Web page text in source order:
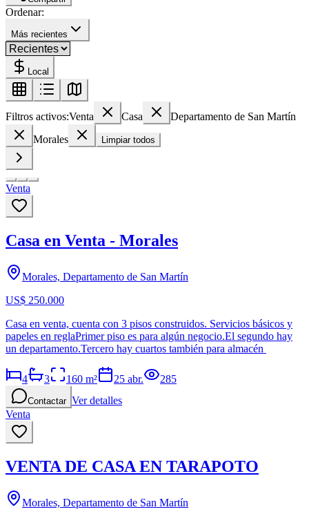
Ordenar:
Más recientes
Local
Filtros activos:Venta Casa
Departamento de San Martín
Morales
Limpiar todos
Venta
Casa en Venta - Morales
Morales, Departamento de San Martín
US$ 250.000
Casa en venta, cuenta con 3 pisos construidos. Servicios básicos y
papeles en reglaPrimer piso es para algún negocio.El segundo hay
un departamento.Tercero hay cuartos también para almacén
4 3 160 m² 25 abr. 285
Contactar Ver detalles
Venta
VENTA DE CASA EN TARAPOTO
Morales, Departamento de San Martín